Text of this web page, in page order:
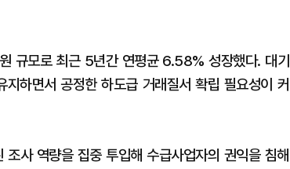
규모로 최근 5년간 연평균 6.58% 성장했다. 대기
하면서 공정한 하도급 거래질서 확립 필요성이 커
사 역량을 집중 투입해 수급사업자의 권익을 침해